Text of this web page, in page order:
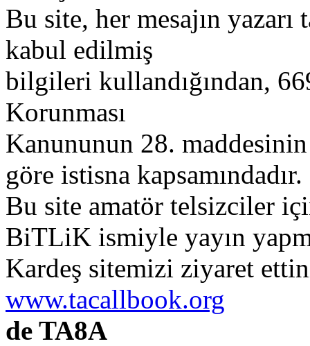
Bu site, her mesajın
kabul edilmiş
bilgileri kullandığından,
Korunması
Kanununun 28. maddesinin
göre istisna kapsamındadır.
Bu site amatör telsizciler
BiTLiK ismiyle yayın
Kardeş sitemizi ziyaret
www.tacallbook.org
de TA8A